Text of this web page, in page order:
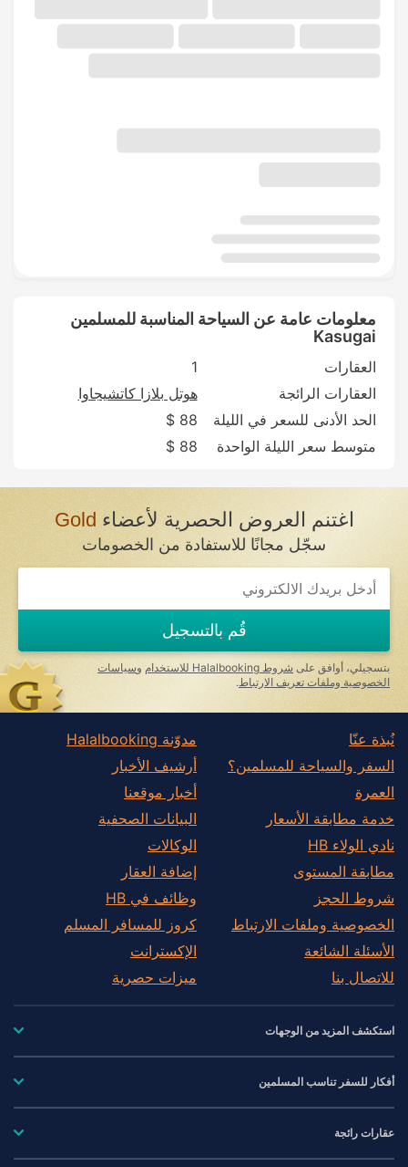
معلومات عامة عن السياحة المناسبة للمسلمين
Kasugai
العقارات
1
العقارات الرائجة
هوتل بلازا كاتشيجاوا
الحد الأدنى للسعر في الليلة
88 $
متوسط سعر الليلة الواحدة
88 $
اغتنم العروض الحصرية لأعضاءGold
سجّل مجانًا للاستفادة من الخصومات
قُم بالتسجيل
بتسجيلي، أوافق على شروط Halalbooking للاستخدام وسياسات
الخصوصية وملفات تعريف الارتباط .
نُبذة عنّا
السفر والسياحة للمسلمين؟
العمرة
خدمة مطابقة الأسعار
نادي الولاء HB
مطابقة المستوى
شروط الحجز
الخصوصية وملفات الارتباط
الأسئلة الشائعة
للاتصال بنا
مدوّنة Halalbooking
أرشيف الأخبار
أخبار موقعنا
البيانات الصحفية
الوكالات
إضافة العقار
وظائف في HB
كروز للمسافر المسلم
الإكسترانت
ميزات حصرية
استكشف المزيد من الوجهات
أفكار للسفر تناسب المسلمين
عقارات رائجة